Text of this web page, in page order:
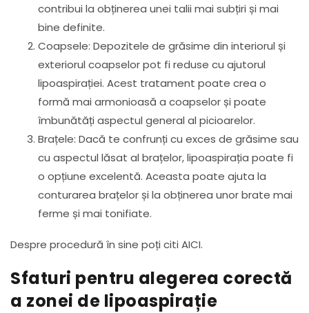
contribui la obținerea unei talii mai subțiri și mai
bine definite.
Coapsele: Depozitele de grăsime din interiorul și
exteriorul coapselor pot fi reduse cu ajutorul
lipoaspirației. Acest tratament poate crea o
formă mai armonioasă a coapselor și poate
îmbunătăți aspectul general al picioarelor.
Brațele: Dacă te confrunți cu exces de grăsime sau
cu aspectul lăsat al brațelor, lipoaspirația poate fi
o opțiune excelentă. Aceasta poate ajuta la
conturarea brațelor și la obținerea unor brate mai
ferme și mai tonifiate.
Despre procedură în sine poți citi AICI.
Sfaturi pentru alegerea corectă
a zonei de lipoaspirație